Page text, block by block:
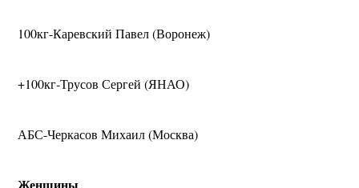
100кг-Каревский Павел (Воронеж)
+100кг-Трусов Сергей (ЯНАО)
АБС-Черкасов Михаил (Москва)
Женщины